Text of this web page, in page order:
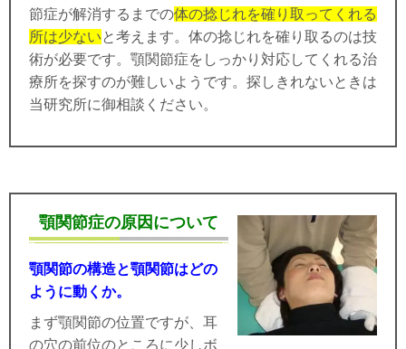
節症が解消するまでの体の捻じれを確り取ってくれる
所は少ないと考えます。体の捻じれを確り取るのは技
術が必要です。顎関節症をしっかり対応してくれる治
療所を探すのが難しいようです。探しきれないときは
当研究所に御相談ください。
顎関節症の原因について
顎関節の構造と顎関節はどの
ように動くか。
まず顎関節の位置ですが、耳
の穴の前位のところに少しボ